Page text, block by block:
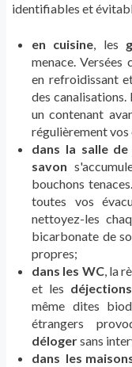
identifiables et
en cuisine, les
menace. Versées
en refroidissant
des canalisations.
un contenant
régulièrement vos
dans la salle de
savon
bouchons
toutes vos
nettoyez-les
bicarbonate de
propres;
dans les WC, la
et les déjections
même dites
étrangers
délogersans
dans les